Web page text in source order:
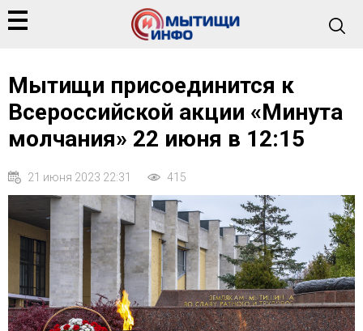
Мытищи присоединится к
Всероссийской акции «Минута
молчания» 22 июня в 12:15
21 июня 2023 22:31 415